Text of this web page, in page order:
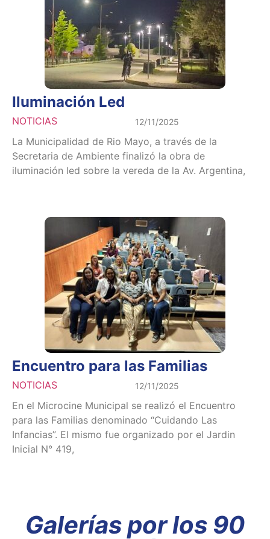
Iluminación Led
NOTICIAS 12/11/2025
La Municipalidad de Rio Mayo, a través de la
Secretaria de Ambiente finalizó la obra de
iluminación led sobre la vereda de la Av. Argentina,
Encuentro para las Familias
NOTICIAS 12/11/2025
En el Microcine Municipal se realizó el Encuentro
para las Familias denominado “Cuidando Las
Infancias”. El mismo fue organizado por el Jardin
Inicial N° 419,
Galerías por los 90